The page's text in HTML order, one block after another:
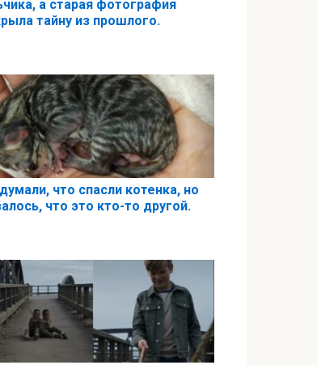
а старая фотография
тайну из прошлого.
что спасли котенка, но
что это кто-то другой.